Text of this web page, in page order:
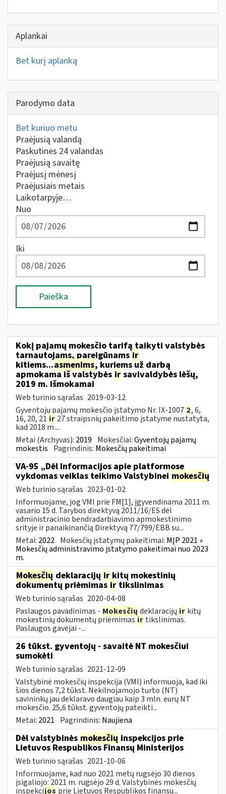
Aplankai
Bet kurį aplanką
Parodymo data
Bet kuriuo metu
Praėjusią valandą
Paskutines 24 valandas
Praėjusią savaitę
Praėjusį mėnesį
Praėjusiais metais
Laikotarpyje…
Nuo
Iki
Paieška
Kokį pajamų mokesčio tarifą taikyti valstybės
tarnautojams, pareigūnams ir
kitiems...asmenims, kuriems už darbą
apmokama iš valstybės ir savivaldybės lėšų,
2019 m. išmokamai
Web turinio sąrašas 2019-03-12
Gyventojų pajamų mokesčio įstatymo Nr. IX-1007 2, 6,
16, 20, 21 ir 27 straipsnių pakeitimo įstatyme nustatyta,
kad 2018 m....
Metai (Archyvas): 2019 Mokesčiai:Gyventojų pajamų
mokestis Pagrindinis: Mokesčių pakeitimai
VA-95 „Dėl Informacijos apie platformose
vykdomas veiklas teikimo Valstybinei mokesčių
Web turinio sąrašas 2023-01-02
Informuojame, jog VMI prie FM[1], įgyvendinama 2011 m.
vasario 15 d. Tarybos direktyvą 2011/16/ES dėl
administracinio bendradarbiavimo apmokestinimo
srityje ir panaikinančią Direktyvą 77/799/EBB su...
Metai: 2022 Mokesčių įstatymų pakeitimai: MĮP 2021 »
Mokesčių administravimo įstatymo pakeitimai nuo 2023
m.
Mokesčių deklaracijų ir kitų mokestinių
dokumentų priėmimasir tikslinimas
Web turinio sąrašas 2020-04-08
Paslaugos pavadinimas - Mokesčių deklaracijų ir kitų
mokestinių dokumentų priėmimasir tikslinimas.
Paslaugos gavėjai -...
26 tūkst. gyventojų - savaitė NT mokesčiui
sumokėti
Web turinio sąrašas 2021-12-09
Valstybinė mokesčių inspekcija (VMI) informuoja, kad iki
šios dienos 7,2 tūkst. Nekilnojamojo turto (NT)
savininkų jau deklaravo daugiau kaip 3 mln. eurų NT
mokesčio. 25,6 tūkst. gyventojų pateikti...
Metai: 2021 Pagrindinis: Naujiena
Dėl valstybinės mokesčių inspekcijos prie
Lietuvos Respublikos Finansų Ministerijos
Web turinio sąrašas 2021-10-06
Informuojame, kad nuo 2021 metų rugsėjo 30 dienos
įsigaliojo: 2021 m. rugsėjo 29 d. Valstybinės mokesčių
inspekcijos prie Lietuvos Respublikos finansų...